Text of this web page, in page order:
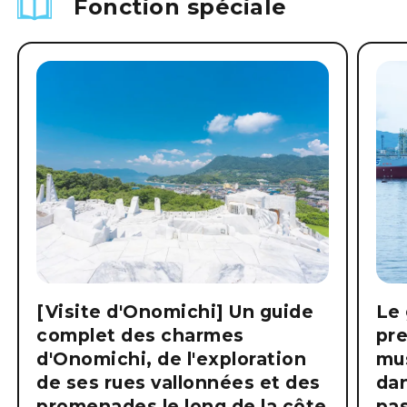
Fonction spéciale
[Visite d'Onomichi] Un guide
complet des charmes
d'Onomichi, de l'exploration
de ses rues vallonnées et des
Le